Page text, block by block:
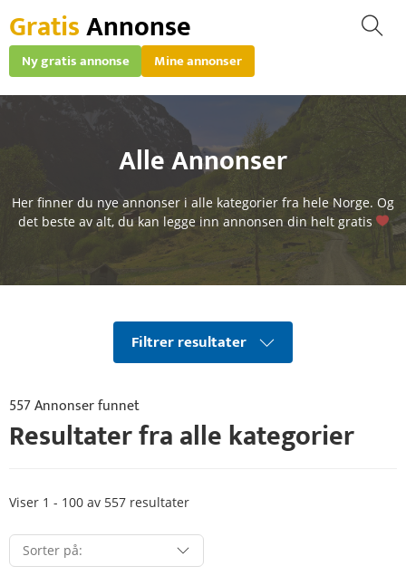
GratisAnnonse
Ny gratis annonse Mine annonser
Alle Annonser
Her finner du nye annonser i alle kategorier fra hele Norge. Og
det beste av alt, du kan legge inn annonsen din helt gratis
Filtrer resultater
557 Annonser funnet
Resultater fra alle kategorier
Viser 1 - 100 av 557 resultater